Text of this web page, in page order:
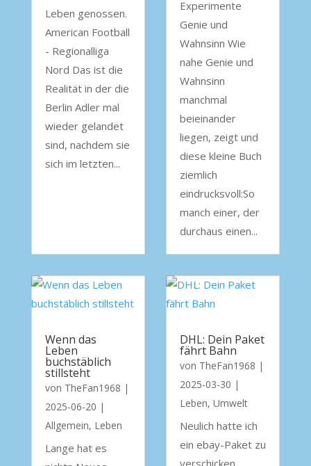
Leben genossen.
American Football
- Regionalliga
Nord Das ist die
Realität in der die
Berlin Adler mal
wieder gelandet
sind, nachdem sie
sich im letzten...
Experimente
Genie und
Wahnsinn Wie
nahe Genie und
Wahnsinn
manchmal
beieinander
liegen, zeigt und
diese kleine Buch
ziemlich
eindrucksvoll:So
manch einer, der
durchaus einen...
Wenn das
Leben
buchstäblich
stillsteht
von TheFan1968 |
2025-06-20 |
Allgemein, Leben
Lange hat es
DHL: Dein Paket
fährt Bahn
von TheFan1968 |
2025-03-30 |
Leben, Umwelt
Neulich hatte ich
ein ebay-Paket zu
verschicken.